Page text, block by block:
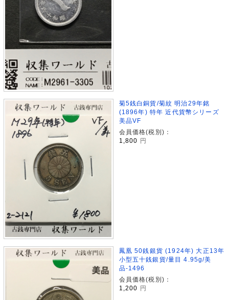
菊5銭白銅貨/菊紋 明治29年銘
(1896年) 特年 近代貨幣シリーズ
美品VF
会員価格(税別)：
1,800 円
鳳凰 50銭銀貨 (1924年) 大正13年
小型五十銭銀貨/量目 4.95g/美
品-1496
会員価格(税別)：
1,200 円